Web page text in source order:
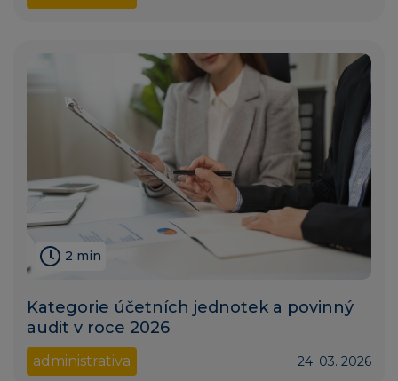
2 min
Kategorie účetních jednotek a povinný
audit v roce 2026
administrativa 24. 03. 2026